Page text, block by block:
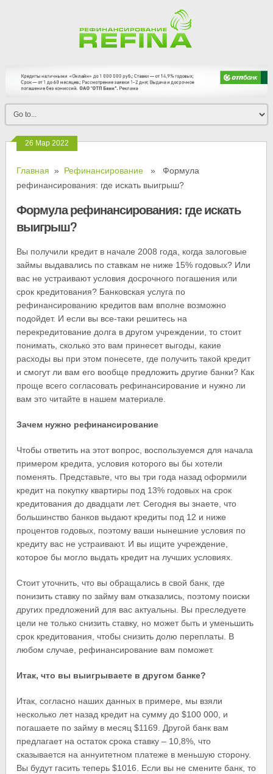
26 Мар 2022
Главная » Рефинансирование » Формула
рефинансирования: где искать выигрыш?
Формула рефинансирования: где искать
выигрыш?
Вы получили кредит в начале 2008 года, когда залоговые
займы выдавались по ставкам не ниже 15% годовых? Или
вас не устраивают условия досрочного погашения или
срок кредитования? Банковская услуга по
рефинансированию кредитов вам вполне возможно
подойдет. И если вы все-таки решитесь на
перекредитование долга в другом учреждении, то стоит
понимать, сколько это вам принесет выгоды, какие
расходы вы при этом понесете, где получить такой кредит
и смогут ли вам его вообще предложить другие банки? Как
проще всего согласовать рефинансирование и нужно ли
вам это читайте в нашем материале.
Зачем нужно рефинансирование
Чтобы ответить на этот вопрос, воспользуемся для начала
примером кредита, условия которого вы бы хотели
поменять. Представьте, что вы три года назад оформили
кредит на покупку квартиры под 13% годовых на срок
кредитования до двадцати лет. Сегодня вы знаете, что
большинство банков выдают кредиты под 12 и ниже
процентов годовых, поэтому ваши нынешние условия по
кредиту вас не устраивают. И вы ищите учреждение,
которое бы могло выдать кредит на лучших условиях.
Стоит уточнить, что вы обращались в свой банк, где
понизить ставку по займу вам отказались, поэтому поиски
других предложений для вас актуальны. Вы преследуете
цели не только снизить ставку, но может быть и уменьшить
срок кредитования, чтобы снизить долю переплаты. В
любом случае, рефинансирование вам поможет.
Итак, что вы выигрываете в другом банке?
Итак, согласно наших данных в примере, мы взяли
несколько лет назад кредит на сумму до $100 000, и
погашаете по займу в месяц $1169. Другой банк вам
предлагает на остаток срока ставку – 10,8%, что
сказывается на аннуитетном платеже в меньшую сторону.
Вы будут гасить теперь $1016. Если вы не смените банк, то